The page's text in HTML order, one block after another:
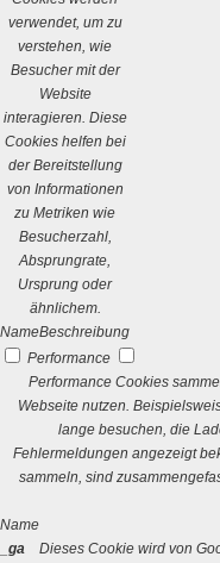
verwendet, um zu
verstehen, wie
Besucher mit der
Website
interagieren. Diese
Cookies helfen bei
der Bereitstellung
von Informationen
zu Metriken wie
Besucherzahl,
Absprungrate,
Ursprung oder
ähnlichem.
NameBeschreibung
Performance
Performance Cookies
Webseite nutzen.
lange besuchen, die
Fehlermeldungen angezeigt
sammeln, sind
Name
_ga
Dieses Cookie wird von